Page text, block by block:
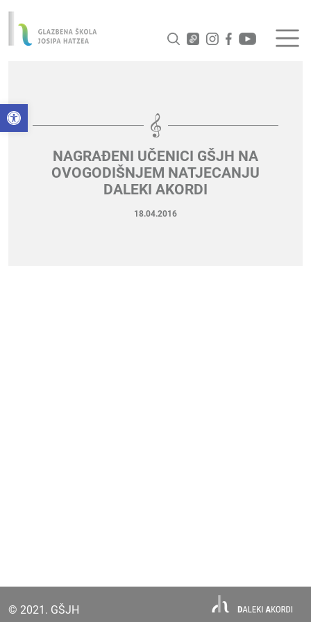
Open toolbar
NAGRAĐENI UČENICI GŠJH NA
OVOGODIŠNJEM NATJECANJU
DALEKI AKORDI
18.04.2016
© 2021. GŠJH